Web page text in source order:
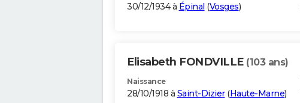
30/12/1934 à Épinal (Vosges)
Elisabeth FONDVILLE (103 ans)
Naissance
28/10/1918 à Saint-Dizier(Haute-Marne)